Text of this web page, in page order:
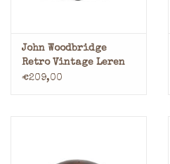
John Woodbridge
Retro Vintage Leren
Honkbal Baseball
€209,00